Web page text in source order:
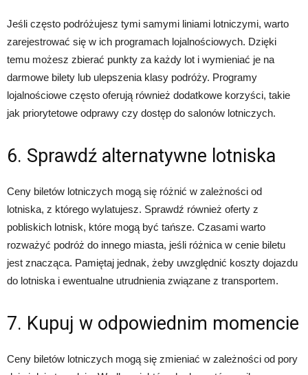
Jeśli często podróżujesz tymi samymi liniami lotniczymi, warto
zarejestrować się w ich programach lojalnościowych. Dzięki
temu możesz zbierać punkty za każdy lot i wymieniać je na
darmowe bilety lub ulepszenia klasy podróży. Programy
lojalnościowe często oferują również dodatkowe korzyści, takie
jak priorytetowe odprawy czy dostęp do salonów lotniczych.
6. Sprawdź alternatywne lotniska
Ceny biletów lotniczych mogą się różnić w zależności od
lotniska, z którego wylatujesz. Sprawdź również oferty z
pobliskich lotnisk, które mogą być tańsze. Czasami warto
rozważyć podróż do innego miasta, jeśli różnica w cenie biletu
jest znacząca. Pamiętaj jednak, żeby uwzględnić koszty dojazdu
do lotniska i ewentualne utrudnienia związane z transportem.
7. Kupuj w odpowiednim momencie
Ceny biletów lotniczych mogą się zmieniać w zależności od pory